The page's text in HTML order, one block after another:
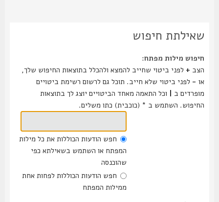
שאילתת חיפוש
חיפוש מילות מפתח:
+לפני ביטוי שחייב להמצא ולהכלל בתוצאות החיפוש שלך,
לפני ביטוי שלא חייב. תוכל גם לרשום רשימת ביטויים
מופרדים ב|וכל התאמה מאחד הביטויים יוצג לך בתוצאות
החיפוש. השתמש ב * (כוכבית) כתו משלים.
חפש הודעות הכוללות את כל מילות
המפתח או השתמש בשאילתא כפי
שהוכנסה
חפש הודעות הכוללות לפחות אחת
ממילות המפתח